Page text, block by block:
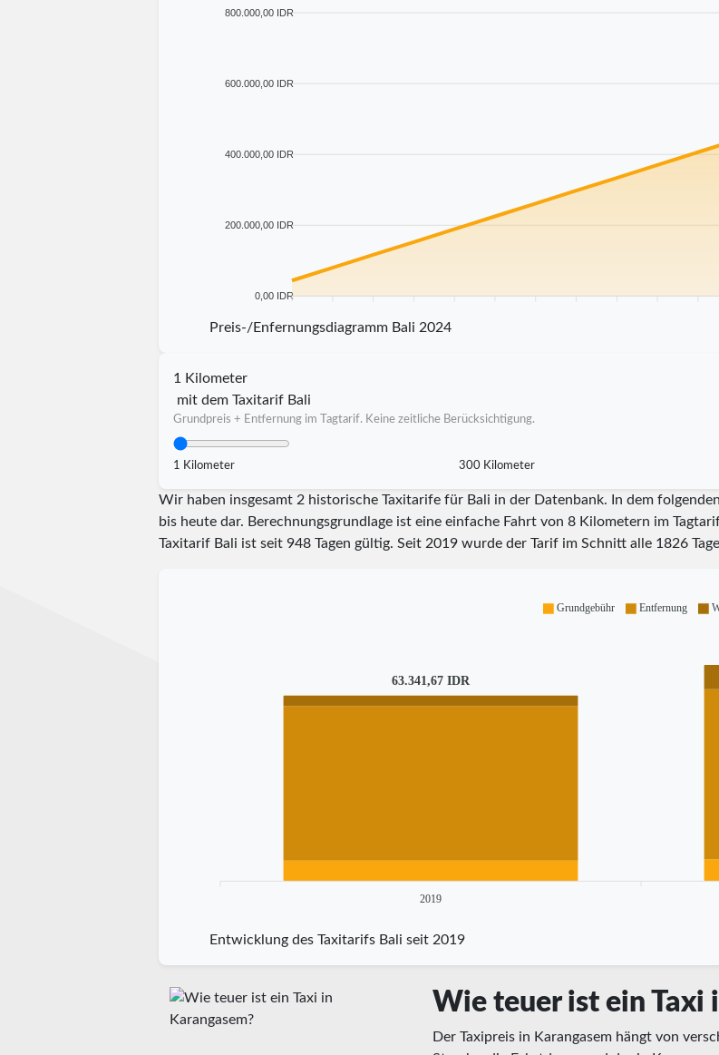
800.000,00 IDR
600.000,00 IDR
400.000,00 IDR
200.000,00 IDR
0,00 IDR
Preis-/Enfernungsdiagramm Bali 2024
1 Kilometer
mit dem Taxitarif Bali
Grundpreis + Entfernung im Tagtarif. Keine zeitliche Berücksichtigung.
1 Kilometer 300 Kilometer
Wir haben insgesamt 2 historische Taxitarife für Bali in der Datenbank. In dem
bis heute dar. Berechnungsgrundlage ist eine einfache Fahrt von 8 Kilometern im
Taxitarif Bali ist seit 948Tagen gültig. Seit 2019wurde der Tarif im Schnitt alle 1826
63.341,67 IDR
2019
Grundgebühr Entfernung
Entwicklung des Taxitarifs Bali seit 2019
Wie teuer ist ein Taxi
Der Taxipreis in Karangasem hängt von